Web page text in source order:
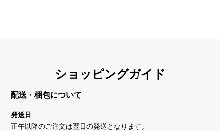
ショッピングガイド
配送・梱包について
発送日
正午以降のご注文は翌日の発送となります。